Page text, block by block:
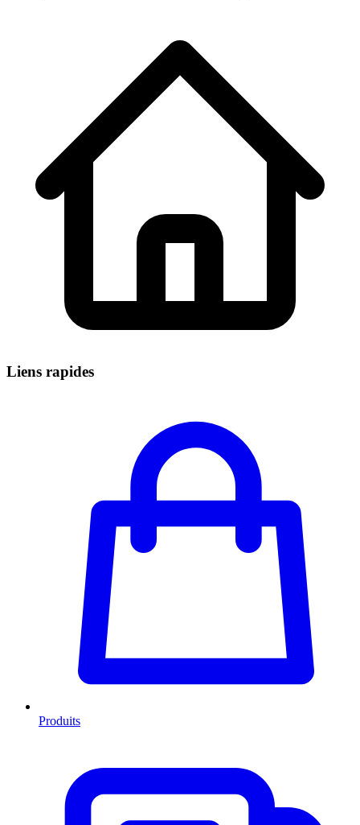
Liens rapides
Produits